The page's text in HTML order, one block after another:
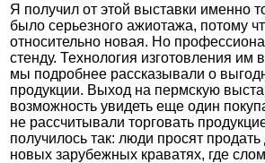
Я получил от этой выставки именно
было серьезного ажиотажа, потому
относительно новая. Но
стенду. Технология изготовления им
мы подробнее рассказывали о
продукции. Выход на пермскую
возможность увидеть еще один
не рассчитывали торговать
получилось так: люди просят
новых зарубежных краватях, где